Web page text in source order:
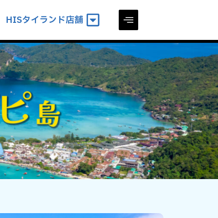
HISタイランド店舗